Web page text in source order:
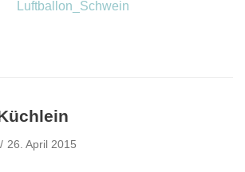
26. April 2015